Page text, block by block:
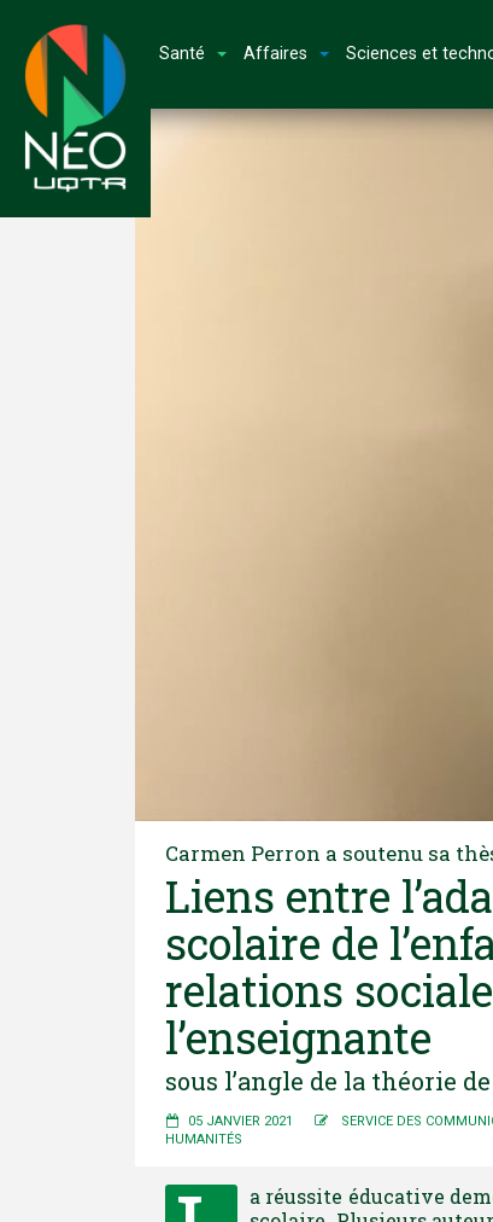
Santé Affaires Sciences et
Carmen Perron a soutenu sa
Liens entre
scolaire de
relations
l’enseignante
sous l’angle de la théorie
05 JANVIER 2021 SERVICE DES
HUMANITÉS
a réussite éducative